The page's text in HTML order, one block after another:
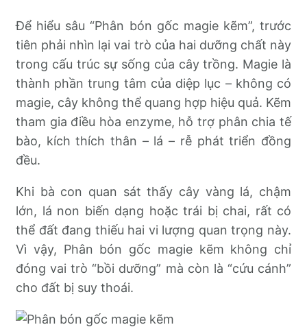
Để hiểu sâu “Phân bón gốc magie kẽm”, trước
tiên phải nhìn lại vai trò của hai dưỡng chất này
trong cấu trúc sự sống của cây trồng. Magie là
thành phần trung tâm của diệp lục – không có
magie, cây không thể quang hợp hiệu quả. Kẽm
tham gia điều hòa enzyme, hỗ trợ phân chia tế
bào, kích thích thân – lá – rễ phát triển đồng
đều.
Khi bà con quan sát thấy cây vàng lá, chậm
lớn, lá non biến dạng hoặc trái bị chai, rất có
thể đất đang thiếu hai vi lượng quan trọng này.
Vì vậy, Phân bón gốc magie kẽm không chỉ
đóng vai trò “bồi dưỡng” mà còn là “cứu cánh”
cho đất bị suy thoái.